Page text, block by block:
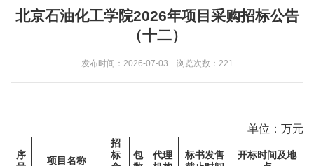
学
北京石油化工学院2026年项目采购招标公告
（十二）
发布时间：2026-07-03 浏览次数： 221
单位：万元
序
项目名称
招
标
包
代理
标书发售
开标时间及地